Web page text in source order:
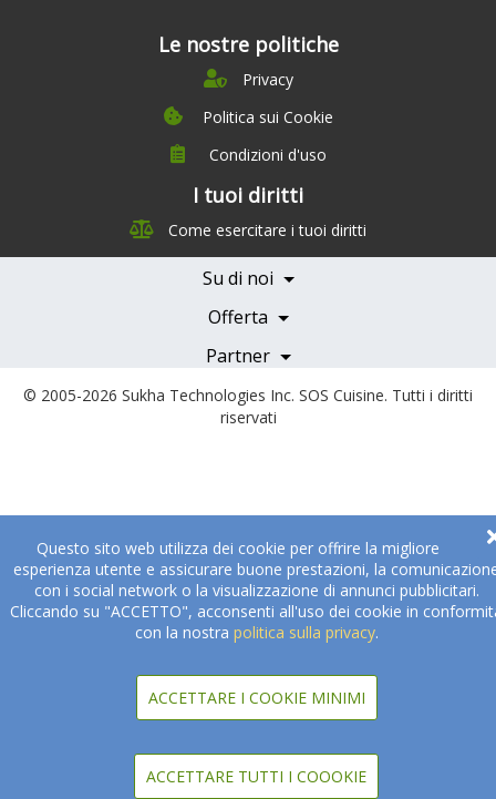
Questo sito web utilizza dei cookie per offrire la migliore
esperienza utente e assicurare buone prestazioni, la
con i social network o la visualizzazione di annunci pubblicitari.
Cliccando su "ACCETTO", acconsenti all'uso dei cookie in
con la nostra politica sulla privacy.
ACCETTARE I COOKIE MINIMI
ACCETTARE TUTTI I COOOKIE
Le nostre politiche
Privacy
Politica sui Cookie
Condizioni d'uso
I tuoi diritti
Come esercitare i tuoi diritti
Su di noi
Management Team
Team Nutrizione
Offerta
Testimonials
Servizi e Tariffe
Partner
Medici e Professionisti
Becoming a Partner
© 2005-2026 Sukha Technologies Inc. SOS Cuisine. Tutti i diritti
riservati
Serve aiuto per scegliere?